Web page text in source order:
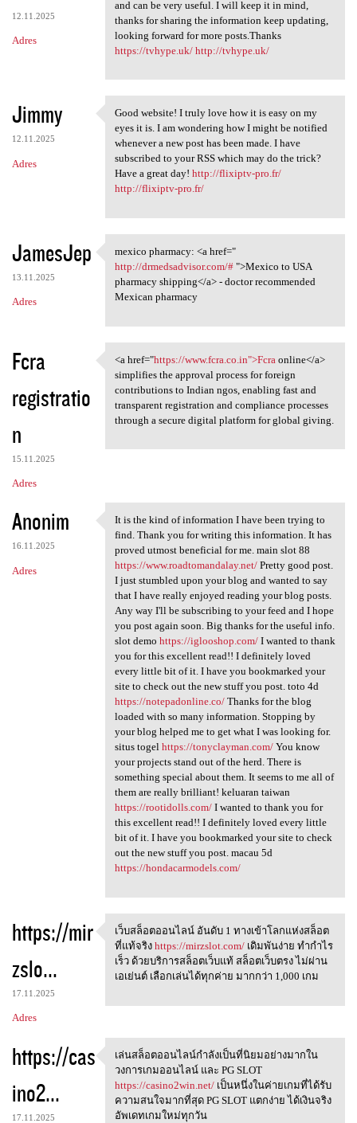
12.11.2025
Adres
and can be very useful. I will keep it in mind,
thanks for sharing the information keep updating,
looking forward for more posts.Thanks
https://tvhype.uk/ http://tvhype.uk/
Jimmy
12.11.2025
Adres
Good website! I truly love
Good website! I truly love how it is easy on my
eyes it is. I am wondering how I might be notified
whenever a new post has been made. I have
subscribed to your RSS which may do the trick?
Have a great day! http://flixiptv-pro.fr/
http://flixiptv-pro.fr/
JamesJep
13.11.2025
Adres
mexico pharmacy: <a href="
mexico pharmacy: <a href="
http://drmedsadvisor.com/#">Mexico to USA
pharmacy shipping</a> - doctor recommended
Mexican pharmacy
Fcra
registratio
n
15.11.2025
Adres
<a href="https://www.fcra.co
<a href="https://www.fcra.co.in">Fcra online</a>
simplifies the approval process for foreign
contributions to Indian ngos, enabling fast and
transparent registration and compliance processes
through a secure digital platform for global giving.
Anonim
16.11.2025
Adres
It is the kind of information
It is the kind of information I have been trying to
find. Thank you for writing this information. It has
proved utmost beneficial for me. main slot 88
https://www.roadtomandalay.net/Pretty good post.
I just stumbled upon your blog and wanted to say
that I have really enjoyed reading your blog posts.
Any way I'll be subscribing to your feed and I hope
you post again soon. Big thanks for the useful info.
slot demo https://iglooshop.com/I wanted to thank
you for this excellent read!! I definitely loved
every little bit of it. I have you bookmarked your
site to check out the new stuff you post. toto 4d
https://notepadonline.co/Thanks for the blog
loaded with so many information. Stopping by
your blog helped me to get what I was looking for.
situs togel https://tonyclayman.com/You know
your projects stand out of the herd. There is
something special about them. It seems to me all of
them are really brilliant! keluaran taiwan
https://rootidolls.com/I wanted to thank you for
this excellent read!! I definitely loved every little
bit of it. I have you bookmarked your site to check
out the new stuff you post. macau 5d
https://hondacarmodels.com/
https://mir
zslo...
17.11.2025
Adres
เว็บสล็อตออนไลน์ อันดับ 1
เว็บสล็อตออนไลน์ อันดับ 1 ทางเข้าโลกแห่งสล็อต
ที่แท้จริง https://mirzslot.com/เดิมพันง่าย ทำกำไร
เร็ว ด้วยบริการสล็อตเว็บแท้ สล็อตเว็บตรง ไม่ผ่าน
เอเย่นต์ เลือกเล่นได้ทุกค่าย มากกว่า 1,000 เกม
https://cas
ino2...
17.11.2025
เล่นสล็อตออนไลน์กำลังเป็นที่น
เล่นสล็อตออนไลน์กำลังเป็นที่นิยมอย่างมากใน
วงการเกมออนไลน์ และ PG SLOT
https://casino2win.net/เป็นหนึ่งในค่ายเกมที่ได้รับ
ความสนใจมากที่สุด PG SLOT แตกง่าย ได้เงินจริง
อัพเดทเกมใหม่ทุกวัน